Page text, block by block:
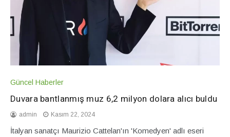
Güncel Haberler
Duvara bantlanmış muz 6,2 milyon dolara alıcı buldu
admin Kasım 22, 2024
İtalyan sanatçı Maurizio Cattelan'ın 'Komedyen' adlı eseri